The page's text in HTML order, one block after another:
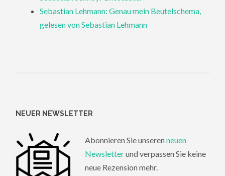
Sebastian Lehmann: Genau mein Beutelschema,
gelesen von Sebastian Lehmann
NEUER NEWSLETTER
Abonnieren Sie unseren neuen
Newsletterund verpassen Sie keine
neue Rezension mehr.